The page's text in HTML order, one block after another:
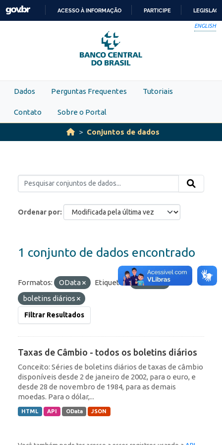
Skip to main content
PARA
O
CONTEÚDO
ACESSO À INFORMAÇÃO PARTICIPE
ENGLISH
Dados Perguntas Frequentes Tutoriais
Contato Sobre o Portal
Conjuntos de dados
Ordenar por
1 conjunto de dados encontrado
Formatos: OData Etiquetas:
câmbio
boletins diários
Filtrar Resultados
Taxas de Câmbio - todos os boletins diários
Conceito: Séries de boletins diários de taxas de câmbio
disponíveis desde 2 de janeiro de 2002, para o euro, e
desde 28 de novembro de 1984, para as demais
moedas. Para o dólar,...
HTML API OData JSON